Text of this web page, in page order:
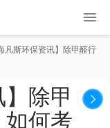
凡斯环保资讯】除甲醛行
】除甲
何考